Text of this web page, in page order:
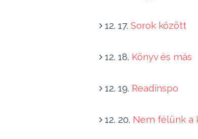
12. 17. Sorok között
12. 18. Könyv és más
12. 19. Readinspo
12. 20. Nem félünk a